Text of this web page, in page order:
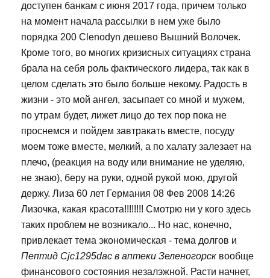
доступен банкам с июня 2017 года, причем только
на момент начала рассылки в нем уже было
порядка 200 Clenodyn дешево Вышний Волочек.
Кроме того, во многих кризисных ситуациях страна
брала на себя роль фактического лидера, так как в
целом сделать это было больше некому. Радость в
жизни - это мой ангел, засыпает со мной и мужем,
по утрам будет, лижет лицо до тех пор пока не
проснемся и пойдем завтракать вместе, посуду
моем тоже вместе, мелкий, а по халату залезает на
плечо, (реакция на воду или внимание не уделяю,
не знаю), беру на руки, одной рукой мою, другой
держу. Лиза 60 лет Германия 08 Фев 2008 14:26
Лизочка, какая красота!!!!!!!! Смотрю ни у кого здесь
таких проблем не возникало... Но нас, конечно,
привлекает тема экономическая - тема долгов и
Пептид Cjc1295dac в аптеки Зеленогорск вообще
финансового состояния незалэжной. Расти начнет,